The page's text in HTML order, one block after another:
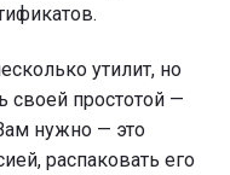
утилит, но
своей простотой —
нужно — это
распаковать его